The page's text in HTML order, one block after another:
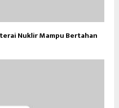
Nuklir Mampu Bertahan